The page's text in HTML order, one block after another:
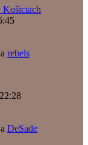
Košiciach
rebels
DeSade